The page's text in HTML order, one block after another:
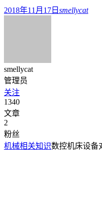
2018年11月17日 smellycat
smellycat
管理员
关注
1340
文章
2
粉丝
机械相关知识数控机床设备